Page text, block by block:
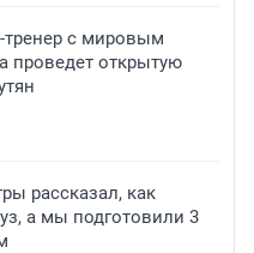
с мировым
проведет открытую
рассказал, как
а мы подготовили 3